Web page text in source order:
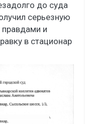
до суда
серьезную
правдами и
в стационар